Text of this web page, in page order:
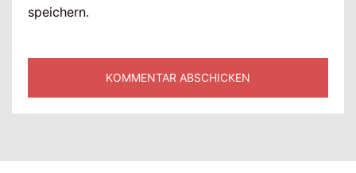
speichern.